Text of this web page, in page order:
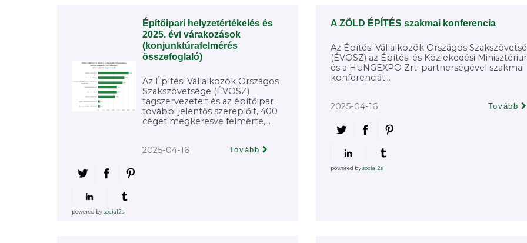
Építőipari helyzetértékelés és
2025. évi várakozások
(konjunktúrafelmérés
összefoglaló)
Az Építési Vállalkozók Országos
Szakszövetsége (ÉVOSZ)
tagszervezeteit és az építőipar
további jelentős szereplőit, 400
céget megkeresve felmérte,...
2025-04-16 Tovább
powered bysocial2s
A ZÖLD ÉPÍTÉS szakmai konferencia
Az Építési Vállalkozók Országos
(ÉVOSZ) az Építési és Közlekedési
és a HUNGEXPO Zrt. partnerségével szakmai
konferenciát...
2025-04-16 Tovább
powered bysocial2s